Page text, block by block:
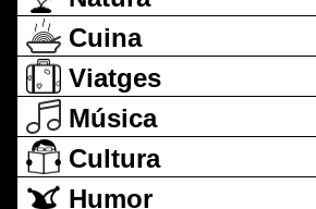
Cuina
Viatges
Música
Cultura
Humor